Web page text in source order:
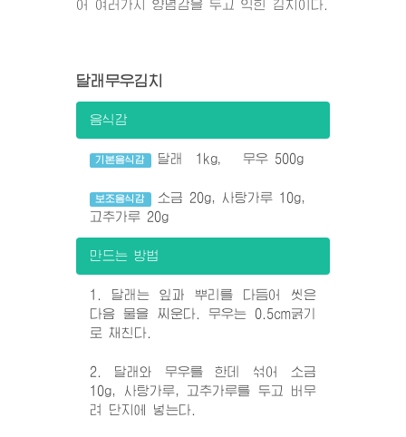
어 여러가지 양념감을 두고 익힌 김치이다.
달래무우김치
음식감
기본음식감 달래 1kg， 무우 500g
보조음식감
소금 20g, 사탕가루 10g,
고추가루 20g
만드는 방법
1. 달래는 잎과 뿌리를 다듬어 씻은
다음 물을 찌운다. 무우는 0.5cm굵기
로 채친다.
2. 달래와 무우를 한데 섞어 소금
10g, 사탕가루, 고추가루를 두고 버무
려 단지에 넣는다.